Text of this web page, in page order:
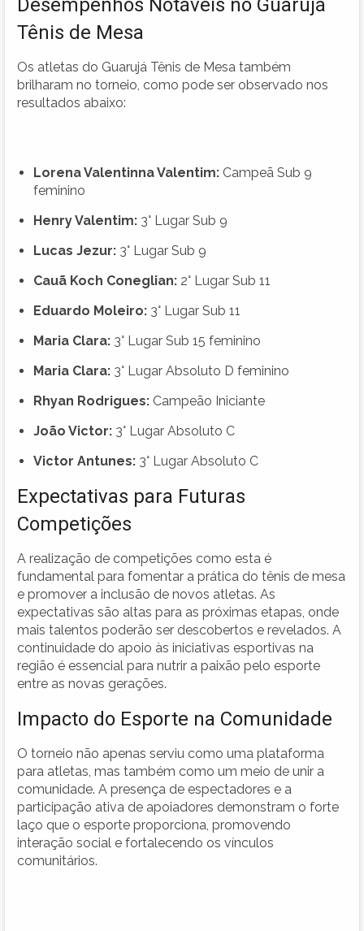
Desempenhos Notáveis no Guarujá
Tênis de Mesa
Os atletas do Guarujá Tênis de Mesa também
brilharam no torneio, como pode ser observado nos
resultados abaixo:
Lorena Valentinna Valentim: Campeã Sub 9
feminino
Henry Valentim: 3° Lugar Sub 9
Lucas Jezur: 3° Lugar Sub 9
Cauã Koch Coneglian: 2° Lugar Sub 11
Eduardo Moleiro: 3° Lugar Sub 11
Maria Clara: 3° Lugar Sub 15 feminino
Maria Clara: 3° Lugar Absoluto D feminino
Rhyan Rodrigues: Campeão Iniciante
João Victor: 3° Lugar Absoluto C
Victor Antunes: 3° Lugar Absoluto C
Expectativas para Futuras
Competições
A realização de competições como esta é
fundamental para fomentar a prática do tênis de mesa
e promover a inclusão de novos atletas. As
expectativas são altas para as próximas etapas, onde
mais talentos poderão ser descobertos e revelados. A
continuidade do apoio às iniciativas esportivas na
região é essencial para nutrir a paixão pelo esporte
entre as novas gerações.
Impacto do Esporte na Comunidade
O torneio não apenas serviu como uma plataforma
para atletas, mas também como um meio de unir a
comunidade. A presença de espectadores e a
participação ativa de apoiadores demonstram o forte
laço que o esporte proporciona, promovendo
interação social e fortalecendo os vínculos
comunitários.